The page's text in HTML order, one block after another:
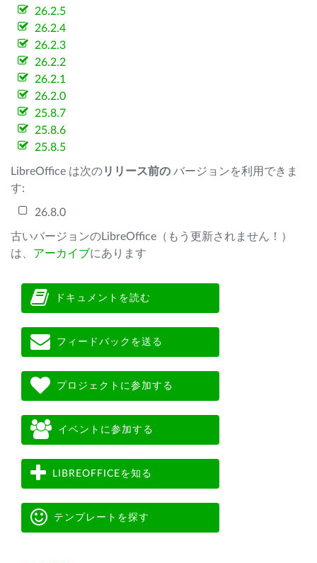
26.2.5
26.2.4
26.2.3
26.2.2
26.2.1
26.2.0
25.8.7
25.8.6
25.8.5
LibreOffice は次のリリース前の バージョンを利用できま
す:
26.8.0
古いバージョンのLibreOffice（もう更新されません！）
は、 アーカイブにあります
ドキュメントを読む
フィードバックを送る
プロジェクトに参加する
イベントに参加する
LIBREOFFICEを知る
テンプレートを探す